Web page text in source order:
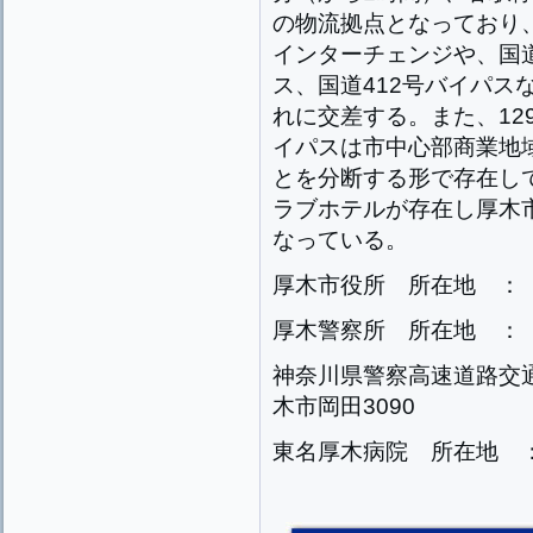
の物流拠点となっており
インターチェンジや、
ス、国道412号バイパス
れに交差する。また、
イパスは市中心部商業地
とを分断する形で存在
ラブホテルが存在し厚木
なっている。
厚木市役所 所在地 ：
厚木警察所 所在地 ：
神奈川県警察高速道路
木市岡田3090
東名厚木病院 所在地